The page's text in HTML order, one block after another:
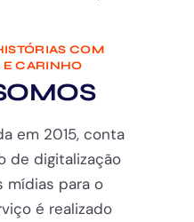
COM
CARINHO
em 2015, conta
de digitalização
mídias para o
é realizado